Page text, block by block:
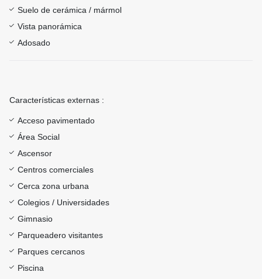
Suelo de cerámica / mármol
Vista panorámica
Adosado
Características externas :
Acceso pavimentado
Área Social
Ascensor
Centros comerciales
Cerca zona urbana
Colegios / Universidades
Gimnasio
Parqueadero visitantes
Parques cercanos
Piscina